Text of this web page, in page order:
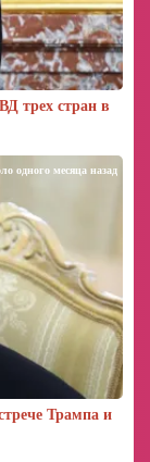
трех стран в
Трампа и
одного месяца назад